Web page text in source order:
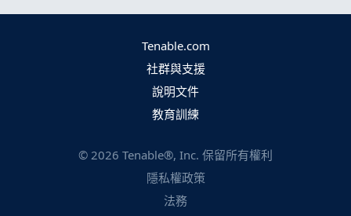
Tenable.com
社群與支援
說明文件
教育訓練
© 2026 Tenable®, Inc. 保留所有權利
隱私權政策
法務